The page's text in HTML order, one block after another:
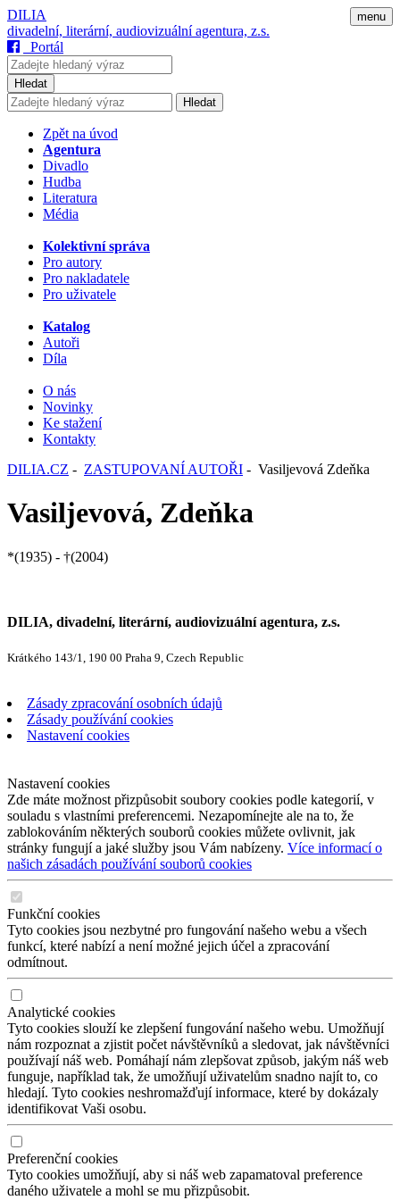
menu
DILIA
divadelní, literární, audiovizuální agentura, z.s.
Portál
Hledat
Hledat
Zpět na úvod
Agentura
Divadlo
Hudba
Literatura
Média
Kolektivní správa
Pro autory
Pro nakladatele
Pro uživatele
Katalog
Autoři
Díla
O nás
Novinky
Ke stažení
Kontakty
DILIA.CZ - ZASTUPOVANÍ AUTOŘI - Vasiljevová Zdeňka
Vasiljevová, Zdeňka
*(1935) - †(2004)
DILIA, divadelní, literární, audiovizuální agentura, z.s.
Krátkého 143/1, 190 00 Praha 9, Czech Republic
Zásady zpracování osobních údajů
Zásady používání cookies
Nastavení cookies
Nastavení cookies
Zde máte možnost přizpůsobit soubory cookies podle kategorií, v
souladu s vlastními preferencemi. Nezapomínejte ale na to, že
zablokováním některých souborů cookies můžete ovlivnit, jak
stránky fungují a jaké služby jsou Vám nabízeny. Více informací o
našich zásadách používání souborů cookies
Funkční cookies
Tyto cookies jsou nezbytné pro fungování našeho webu a všech
funkcí, které nabízí a není možné jejich účel a zpracování
odmítnout.
Analytické cookies
Tyto cookies slouží ke zlepšení fungování našeho webu. Umožňují
nám rozpoznat a zjistit počet návštěvníků a sledovat, jak návštěvníci
používají náš web. Pomáhají nám zlepšovat způsob, jakým náš web
funguje, například tak, že umožňují uživatelům snadno najít to, co
hledají. Tyto cookies neshromažďují informace, které by dokázaly
identifikovat Vaši osobu.
Preferenční cookies
Tyto cookies umožňují, aby si náš web zapamatoval preference
daného uživatele a mohl se mu přizpůsobit.